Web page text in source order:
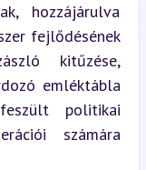
hozzájárulva
fejlődésének
kitűzése,
emléktábla
politikai
számára